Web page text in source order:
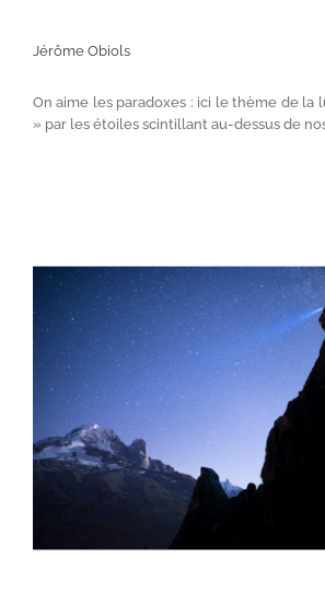
Jérôme Obiols
On aime les paradoxes : ici le thème de la
» par les étoiles scintillant au-dessus de